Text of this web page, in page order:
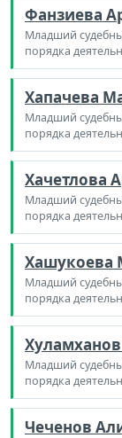
Фанзиева
Младший
порядка
Хапачева
Младший
порядка
Хачетлова
Младший
порядка
Хашукоева
Младший
порядка
Младший
порядка
Чеченов